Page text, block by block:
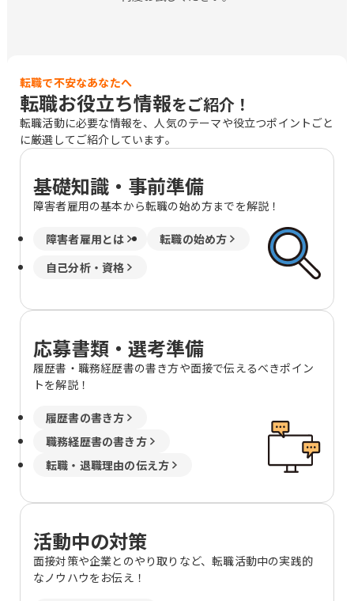
転職で不安なあなたへ
転職お役立ち情報をご紹介！
転職活動に必要な情報を、人気のテーマや役立つポイントごと
に厳選してご紹介しています。
基礎知識・事前準備
障害者雇用の基本から転職の始め方までを解説！
障害者雇用とは
転職の始め方
自己分析・資格
応募書類・選考準備
履歴書・職務経歴書の書き方や面接で伝えるべきポイン
トを解説！
履歴書の書き方
職務経歴書の書き方
転職・退職理由の伝え方
活動中の対策
面接対策や企業とのやり取りなど、転職活動中の実践的
なノウハウをお伝え！